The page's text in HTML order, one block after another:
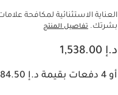
العناية الاستثنائية لمكافحة
بشرتك. تفاصيل المنتج
السعر الحالي هو د.إ 1,538.00
د.إ 1,538.00
أو 4 دفعات بقيمة د.إ 384.50 مع